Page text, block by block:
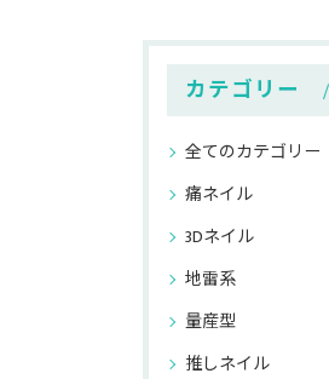
カテゴリー
全てのカテゴリー
痛ネイル
3Dネイル
地雷系
量産型
推しネイル